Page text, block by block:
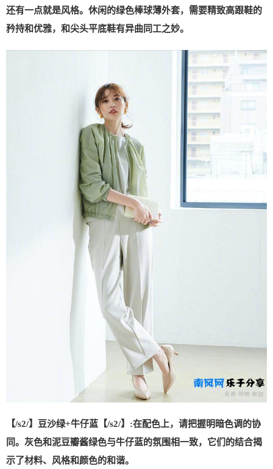
还有一点就是风格。休闲的绿色棒球薄外套，需要精致高跟鞋的
矜持和优雅，和尖头平底鞋有异曲同工之妙。
【/s2/】豆沙绿+牛仔蓝【/s2/】:在配色上，请把握明暗色调的协
同。灰色和泥豆瓣酱绿色与牛仔蓝的氛围相一致，它们的结合揭
示了材料、风格和颜色的和谐。